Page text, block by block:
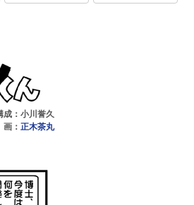
成：小川誉久
画： 正木茶丸